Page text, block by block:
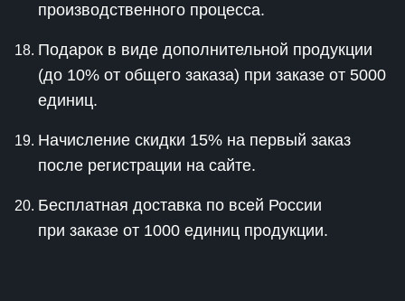
производственного процесса.
Подарок в виде дополнительной продукции
(до 10% от общего заказа) при заказе от 5000
единиц.
Начисление скидки 15% на первый заказ
после регистрации на сайте.
Бесплатная доставка по всей России
при заказе от 1000 единиц продукции.